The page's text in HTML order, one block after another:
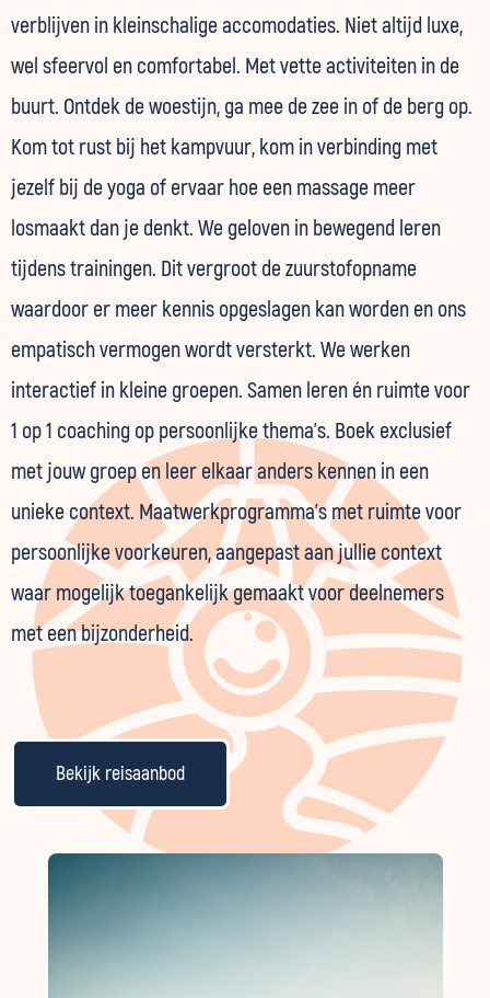
verblijven in kleinschalige accomodaties. Niet altijd luxe,
wel sfeervol en comfortabel. Met vette activiteiten in de
buurt. Ontdek de woestijn, ga mee de zee in of de berg op.
Kom tot rust bij het kampvuur, kom in verbinding met
jezelf bij de yoga of ervaar hoe een massage meer
losmaakt dan je denkt. We geloven in bewegend leren
tijdens trainingen. Dit vergroot de zuurstofopname
waardoor er meer kennis opgeslagen kan worden en ons
empatisch vermogen wordt versterkt. We werken
interactief in kleine groepen. Samen leren én ruimte voor
1 op 1 coaching op persoonlijke thema's. Boek exclusief
met jouw groep en leer elkaar anders kennen in een
unieke context. Maatwerkprogramma's met ruimte voor
persoonlijke voorkeuren, aangepast aan jullie context
waar mogelijk toegankelijk gemaakt voor deelnemers
met een bijzonderheid.
Bekijk reisaanbod